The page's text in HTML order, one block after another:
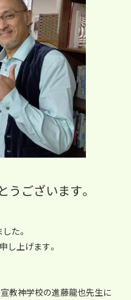
うございます。
た。
し上げます。
教神学校の進藤龍也先生に